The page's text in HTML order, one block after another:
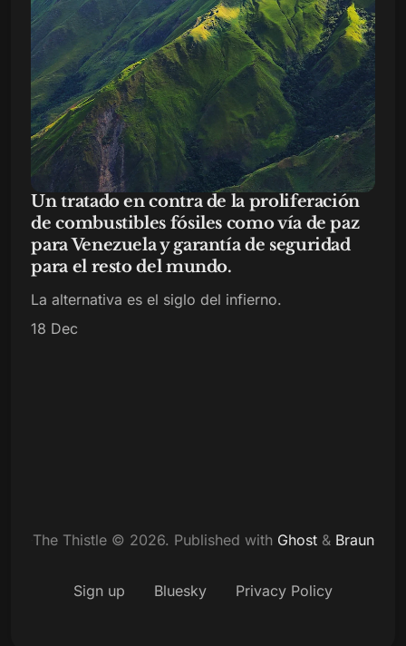
Un tratado en contra de la proliferación
de combustibles fósiles como vía de paz
para Venezuela y garantía de seguridad
para el resto del mundo.
La alternativa es el siglo del infierno.
18 Dec
The Thistle © 2026. Published with Ghost& Braun
Sign up Bluesky Privacy Policy